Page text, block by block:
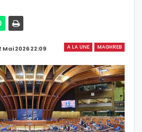
A LA UNE MAGHREB
Mai 2026 22:09